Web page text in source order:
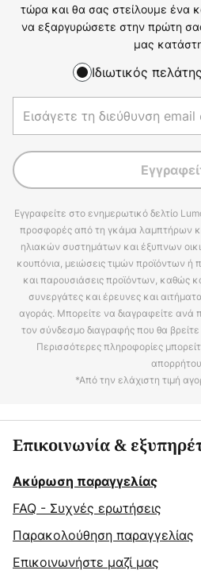
τώρα και θα σας στείλουμε ένα
να εξαργυρώσετε στην πρώτη
μας
Ιδιωτικός πελάτης
Εγγραφείτε στο ενημερωτικό δελτίο
προσφορές από τη γκάμα λαμπτήρων
ηλιακών συστημάτων και έξυπνων
κουπόνια, μειώσεις τιμών προϊόντων
και παρουσιάσεις προϊόντων, καθώς
συνεργάτες και έρευνες και
αγοράς. Μπορείτε να διαγραφείτε ανά
τον σύνδεσμο διαγραφής που θα
Περισσότερες πληροφορίες
*Από την ελάχιστη τιμή
Επικοινωνία &
Ακύρωση παραγγελίας
FAQ - Συχνές ερωτήσεις
Παρακολούθηση παραγγελίας
Επικοινωνήστε μαζί μας